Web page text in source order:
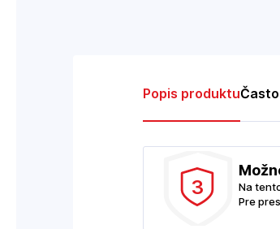
Popis produktu
3 Na
Pre